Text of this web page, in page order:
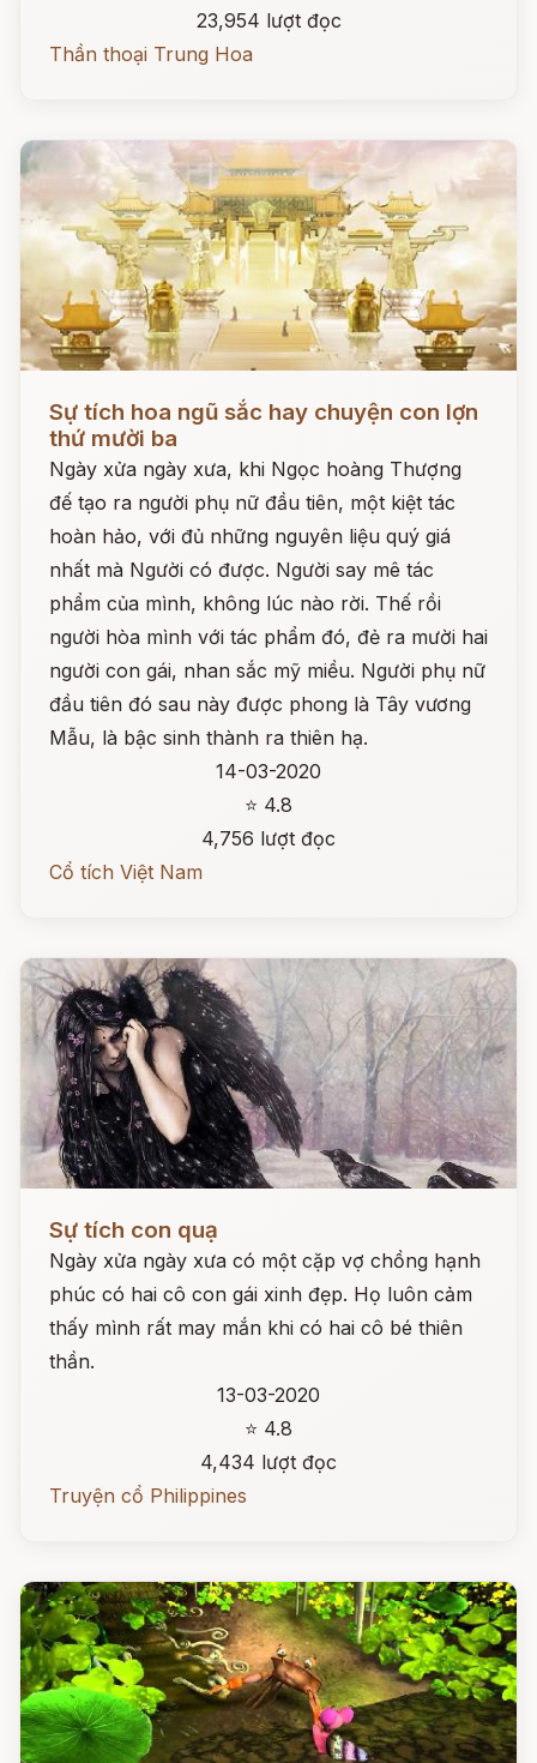
23,954 lượt đọc
Thần thoại Trung Hoa
Sự tích hoa ngũ sắc hay chuyện con lợn
thứ mười ba
Ngày xửa ngày xưa, khi Ngọc hoàng Thượng
đế tạo ra người phụ nữ đầu tiên, một kiệt tác
hoàn hảo, với đủ những nguyên liệu quý giá
nhất mà Người có được. Người say mê tác
phẩm của mình, không lúc nào rời. Thế rồi
người hòa mình với tác phẩm đó, đẻ ra mười hai
người con gái, nhan sắc mỹ miều. Người phụ nữ
đầu tiên đó sau này được phong là Tây vương
Mẫu, là bậc sinh thành ra thiên hạ.
14-03-2020
⭐ 4.8
4,756 lượt đọc
Cổ tích Việt Nam
Sự tích con quạ
Ngày xửa ngày xưa có một cặp vợ chồng hạnh
phúc có hai cô con gái xinh đẹp. Họ luôn cảm
thấy mình rất may mắn khi có hai cô bé thiên
thần.
13-03-2020
⭐ 4.8
4,434 lượt đọc
Truyện cổ Philippines